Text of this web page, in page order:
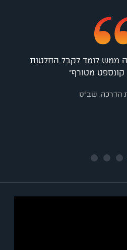
ממש לומד לקבל החלטות
מטורף"
הדרכה, שב"ס